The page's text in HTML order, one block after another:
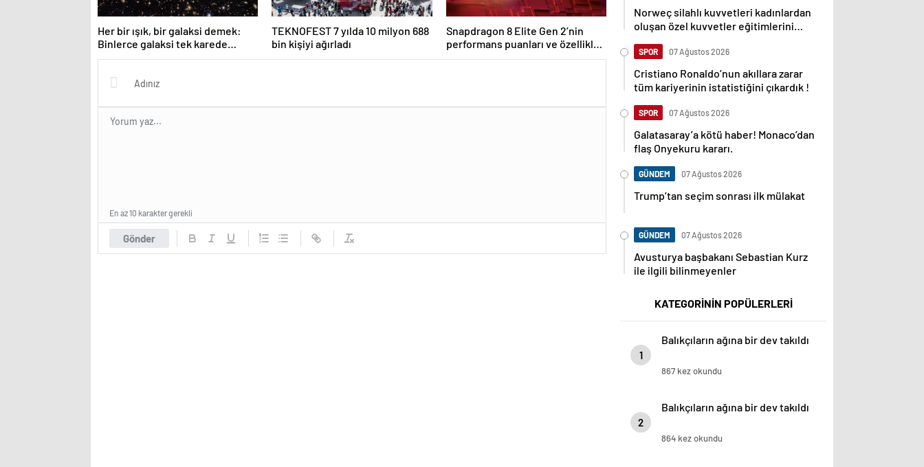
Her bir ışık, bir galaksi demek:
Binlerce galaksi tek karede
görüntülendi
TEKNOFEST 7 yılda 10 milyon 688
bin kişiyi ağırladı
Snapdragon 8 Elite Gen 2’nin
performans puanları ve özellikleri
ortaya çıktı
Gönder
En az 10 karakter gerekli
Norweç silahlı kuvvetleri kadınlardan
oluşan özel kuvvetler eğitimlerini
SPOR 07 Ağustos 2026
Cristiano Ronaldo’nun akıllara zarar
tüm kariyerinin istatistiğini çıkardık !
SPOR 07 Ağustos 2026
Galatasaray’a kötü haber! Monaco’dan
flaş Onyekuru kararı.
GÜNDEM 07 Ağustos 2026
Trump’tan seçim sonrası ilk mülakat
GÜNDEM 07 Ağustos 2026
Avusturya başbakanı Sebastian Kurz
ile ilgili bilinmeyenler
KATEGORİNİN POPÜLERLERİ
1
Balıkçıların ağına bir dev takıldı
867 kez okundu
2
Balıkçıların ağına bir dev takıldı
864 kez okundu